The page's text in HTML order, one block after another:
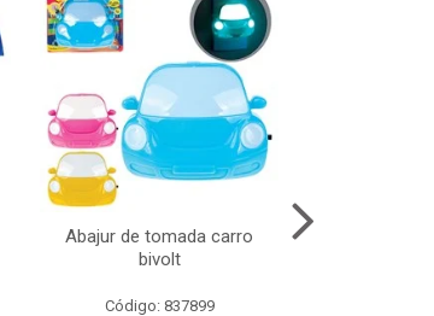
Abajur de tomada carro
bivolt
Código: 837899